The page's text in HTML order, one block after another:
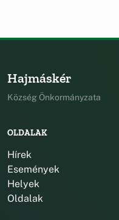
Hajmáskér
Község Önkormányzata
OLDALAK
Hírek
Események
Helyek
Oldalak